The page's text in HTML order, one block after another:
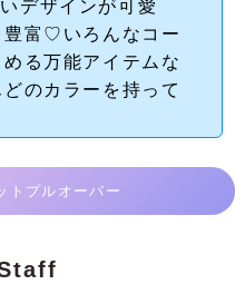
デザインが可愛
豊富♡いろんなコー
る万能アイテムな
のカラーを持って
トプルオーバー